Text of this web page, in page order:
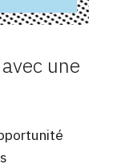
une